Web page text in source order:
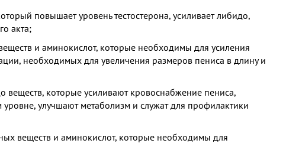
повышает уровень тестостерона, усиливает либидо,
акта;
и аминокислот, которые необходимы для усиления
необходимых для увеличения размеров пениса в длину и
веществ, которые усиливают кровоснабжение пениса,
улучшают метаболизм и служат для профилактики
веществ и аминокислот, которые необходимы для